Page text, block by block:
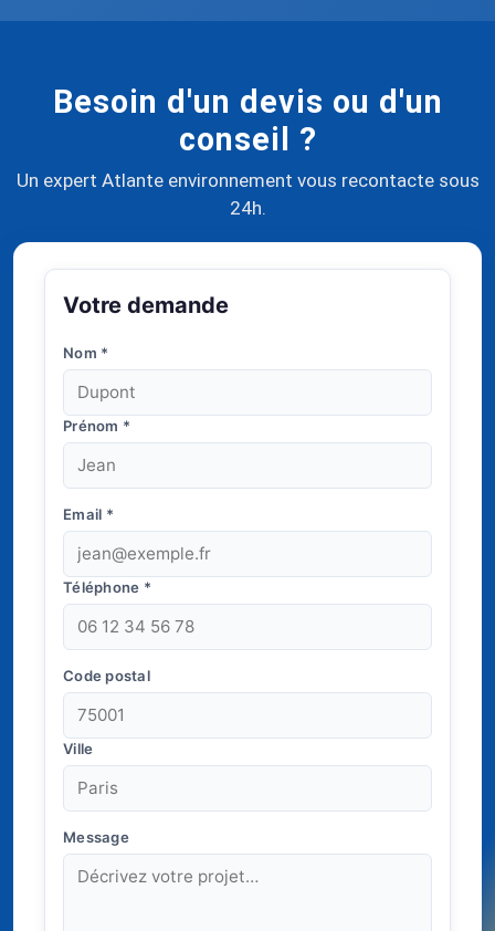
Besoin d'un devis ou d'un
conseil ?
Un expert Atlante environnement vous recontacte sous
24h.
Votre demande
Nom *
Prénom *
Email *
Téléphone *
Code postal
Ville
Message